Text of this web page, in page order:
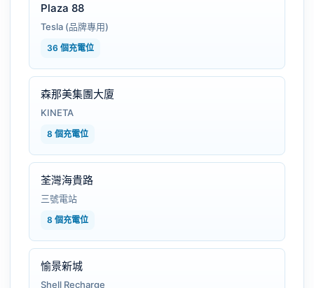
Plaza 88
Tesla (品牌專用)
36 個充電位
森那美集團大廈
KINETA
8 個充電位
荃灣海貴路
三號電站
8 個充電位
愉景新城
Shell Recharge